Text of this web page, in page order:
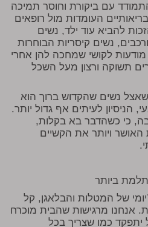
עם ביקורת וחוסר תמיכה
העומדות מול רופאים
להביא עוד ילד, נשים
נשים קיסריות הבוחרות
לקושי שמחכה להן אחרי
תשוקה ורצון מעל השכל
נשים שהקדוש ברוך הוא
הניסיון לעיתים אף גדול יותר.
כי כשהדבר בא בקלות,
ויותר את הקשיים
ביותר
של המטלות והבלאגן, קל
אנחנו מרגישות שהבית מוכרח
יתפקד כמו שצריך בכל